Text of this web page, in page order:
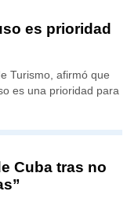
es prioridad
Turismo, afirmó que
es una prioridad para
Cuba tras no